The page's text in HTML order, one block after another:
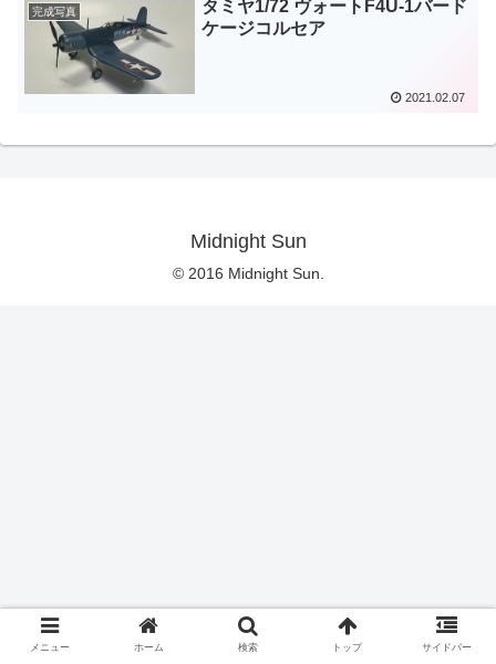
完成写真
タミヤ1/72 ヴォートF4U-1バード
ケージコルセア
2021.02.07
Midnight Sun
© 2016 Midnight Sun.
メニュー ホーム 検索 トップ サイドバー